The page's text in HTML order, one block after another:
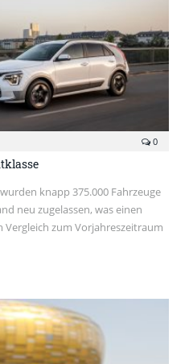
0
knapp 375.000 Fahrzeuge
neu zugelassen, was einen
Vergleich zum Vorjahreszeitraum